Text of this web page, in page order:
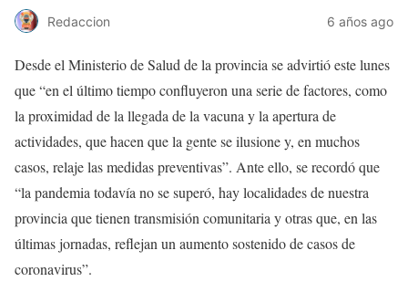
Redaccion 6 años ago
Desde el Ministerio de Salud de la provincia se advirtió este lunes
que “en el último tiempo confluyeron una serie de factores, como
la proximidad de la llegada de la vacuna y la apertura de
actividades, que hacen que la gente se ilusione y, en muchos
casos, relaje las medidas preventivas”. Ante ello, se recordó que
“la pandemia todavía no se superó, hay localidades de nuestra
provincia que tienen transmisión comunitaria y otras que, en las
últimas jornadas, reflejan un aumento sostenido de casos de
coronavirus”.